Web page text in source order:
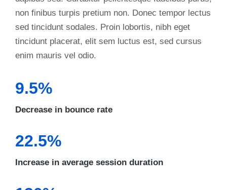
non finibus turpis pretium non. Donec tempor lectus
sed tincidunt sodales. Proin lobortis, nibh eget
tincidunt placerat, elit sem luctus est, sed cursus
enim mauris vel odio.
9.5%
Decrease in bounce rate
22.5%
Increase in average session duration